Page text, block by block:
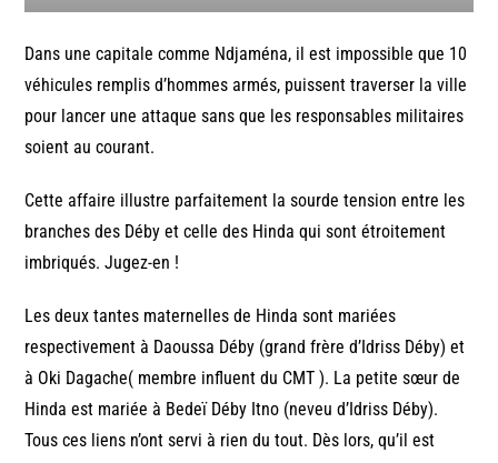
Dans une capitale comme Ndjaména, il est impossible que 10
véhicules remplis d’hommes armés, puissent traverser la ville
pour lancer une attaque sans que les responsables militaires
soient au courant.
Cette affaire illustre parfaitement la sourde tension entre les
branches des Déby et celle des Hinda qui sont étroitement
imbriqués. Jugez-en !
Les deux tantes maternelles de Hinda sont mariées
respectivement à Daoussa Déby (grand frère d’Idriss Déby) et
à Oki Dagache( membre influent du CMT ). La petite sœur de
Hinda est mariée à Bedeï Déby Itno (neveu d’Idriss Déby).
Tous ces liens n’ont servi à rien du tout. Dès lors, qu’il est